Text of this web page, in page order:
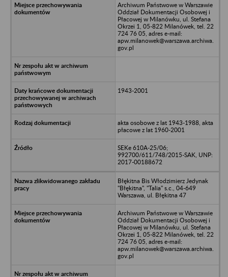
Archiwum Państwowe w Warszawie
Oddział Dokumentacji Osobowej i
Płacowej w Milanówku, ul. Stefana
Okrzei 1, 05-822 Milanówek, tel. 22
724 76 05, adres e-mail:
apw.milanowek@warszawa.archiwa.
gov.pl
1943-2001
akta osobowe z lat 1943-1988, akta
płacowe z lat 1960-2001
SEKe 610A-25/06;
992700/611/748/2015-SAK, UNP:
2017-00188672
Błękitna Bis Włodzimierz Jedynak
"Błękitna", "Talia" s.c., 04-649
Warszawa, ul. Błękitna 47
Archiwum Państwowe w Warszawie
Oddział Dokumentacji Osobowej i
Płacowej w Milanówku, ul. Stefana
Okrzei 1, 05-822 Milanówek, tel. 22
724 76 05, adres e-mail:
apw.milanowek@warszawa.archiwa.
gov.pl